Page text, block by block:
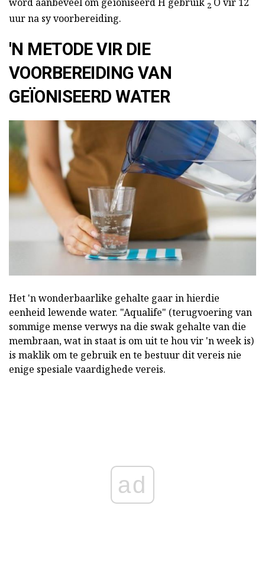
2
uur na sy voorbereiding.
'N METODE VIR DIE
VOORBEREIDING VAN
GEÏONISEERD WATER
Het 'n wonderbaarlike gehalte gaar in hierdie
eenheid lewende water. "Aqualife" (terugvoering van
sommige mense verwys na die swak gehalte van die
membraan, wat in staat is om uit te hou vir 'n week is)
is maklik om te gebruik en te bestuur dit vereis nie
enige spesiale vaardighede vereis.
ad